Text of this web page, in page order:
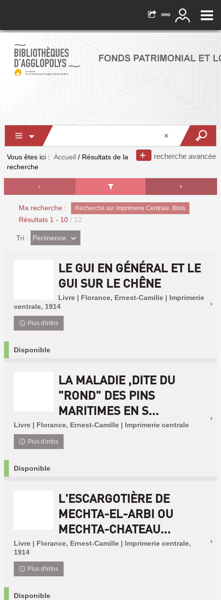
recherche avancée
Vous êtes ici : Accueil / Résultats de la
recherche
Ma recherche : Recherche sur Imprimerie Centrale. Blois
Résultats 1 - 10 / 12
Tri : (Effet
imédiat)
Pertinence
LE GUI EN GÉNÉRAL ET LE
GUI SUR LE CHÊNE
Livre | Florance, Ernest-Camille | Imprimerie
centrale, 1914
Plus d'infos
Disponible
LA MALADIE ,DITE DU
"ROND" DES PINS
MARITIMES EN S...
Livre | Florance, Ernest-Camille | Imprimerie centrale
Plus d'infos
Disponible
L'ESCARGOTIÈRE DE
MECHTA-EL-ARBI OU
MECHTA-CHATEAU...
Livre | Florance, Ernest-Camille | Imprimerie centrale,
1914
Plus d'infos
Disponible